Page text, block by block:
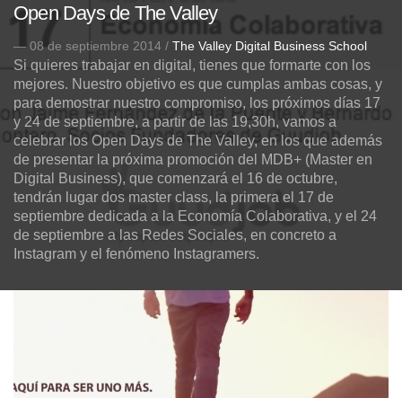
Open Days de The Valley
— 08 de septiembre 2014 / The Valley Digital Business School
Si quieres trabajar en digital, tienes que formarte con los
mejores. Nuestro objetivo es que cumplas ambas cosas, y
para demostrar nuestro compromiso, los próximos días 17
y 24 de septiembre, a partir de las 19,30h, vamos a
celebrar los Open Days de The Valley, en los que además
de presentar la próxima promoción del MDB+ (Master en
Digital Business), que comenzará el 16 de octubre,
tendrán lugar dos master class, la primera el 17 de
septiembre dedicada a la Economía Colaborativa, y el 24
de septiembre a las Redes Sociales, en concreto a
Instagram y el fenómeno Instagramers.